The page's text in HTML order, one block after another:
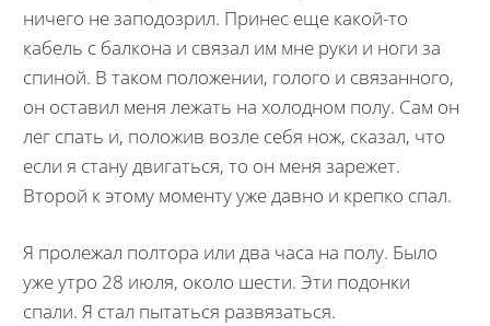
ничего не заподозрил. Принес еще какой-то
кабель с балкона и связал им мне руки и ноги за
спиной. В таком положении, голого и связанного,
он оставил меня лежать на холодном полу. Сам он
лег спать и, положив возле себя нож, сказал, что
если я стану двигаться, то он меня зарежет.
Второй к этому моменту уже давно и крепко спал.
Я пролежал полтора или два часа на полу. Было
уже утро 28 июля, около шести. Эти подонки
спали. Я стал пытаться развязаться.